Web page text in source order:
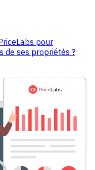
pour
de ses propriétés ?